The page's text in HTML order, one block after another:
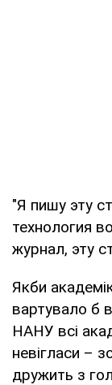
"Я пишу эту
технология
журнал, эту
Якби
вартувало б
НАНУ всі
невігласи –
дружить з